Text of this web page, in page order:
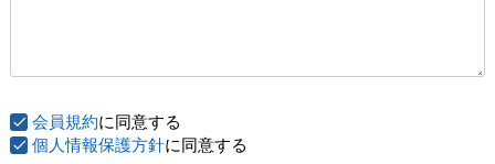
会員規約に同意する
個人情報保護方針に同意する